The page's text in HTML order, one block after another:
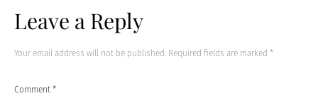
Leave a Reply
Your email address will not be published. Required fields are marked *
Comment *